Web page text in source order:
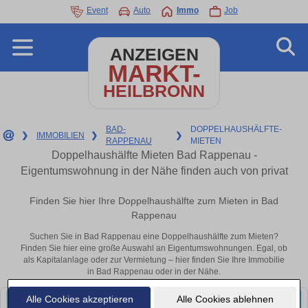
Alle Cookies akzeptieren Alle Cookies ablehnen
Event Auto Immo Job
ANZEIGEN
MARKT-
HEILBRONN
❯ IMMOBILIEN ❯
BAD-
RAPPENAU
❯
DOPPELHAUSHÄLFTE-
MIETEN
Doppelhaushälfte Mieten Bad Rappenau -
Eigentumswohnung in der Nähe finden auch von privat
Finden Sie hier Ihre Doppelhaushälfte zum Mieten in Bad
Rappenau
Suchen Sie in Bad Rappenau eine Doppelhaushälfte zum Mieten?
Finden Sie hier eine große Auswahl an Eigentumswohnungen. Egal, ob
als Kapitalanlage oder zur Vermietung – hier finden Sie Ihre Immobilie
in Bad Rappenau oder in der Nähe.